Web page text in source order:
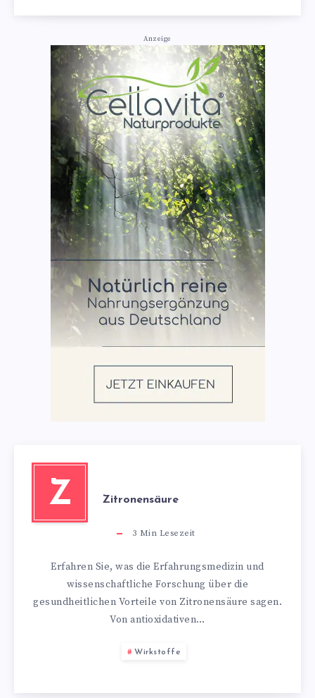
Anzeige
Z Zitronensäure
3 Min Lesezeit
Erfahren Sie, was die Erfahrungsmedizin und
wissenschaftliche Forschung über die
gesundheitlichen Vorteile von Zitronensäure sagen.
Von antioxidativen…
Wirkstoffe